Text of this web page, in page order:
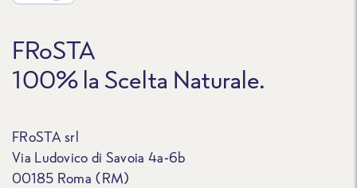
FRoSTA
100% la Scelta Naturale.
FRoSTA srl
Via Ludovico di Savoia 4a-6b
00185 Roma (RM)